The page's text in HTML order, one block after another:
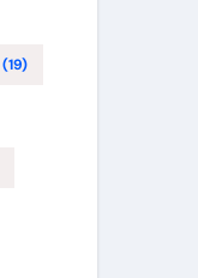
(19)